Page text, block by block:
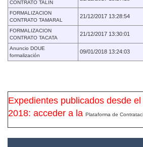
CONTRATO TALIN
FORMALIZACION
CONTRATO TAMARAL
21/12/2017 13:28:54
FORMALIZACION
CONTRATO TACATA
21/12/2017 13:30:01
Anuncio DOUE
formalización
09/01/2018 13:24:03
Expedientes publicados desde
2018: acceder a la Plataforma de